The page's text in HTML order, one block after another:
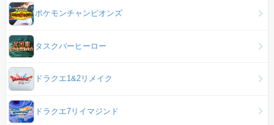
ポケモンチャンピオンズ
タスクバーヒーロー
ドラクエ1&2リメイク
ドラクエ7リイマジンド